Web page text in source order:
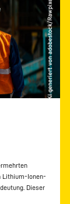
Lithium-Ionen-
Dieser